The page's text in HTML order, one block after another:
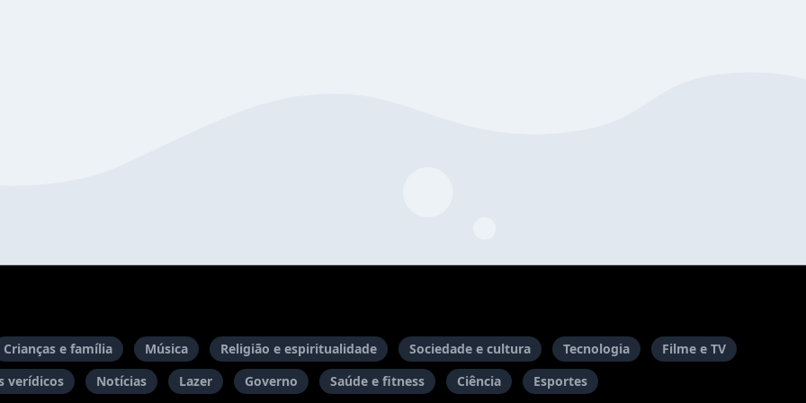
Crianças e família Música Religião e espiritualidade Sociedade e cultura Tecnologia
Filme e TV
verídicos
Notícias Lazer Governo Saúde e fitness Ciência Esportes